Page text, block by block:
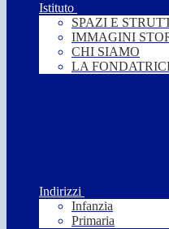
Istituto
SPAZI E
IMMAGINI
CHI SIAMO
LA
Indirizzi
Infanzia
Primaria